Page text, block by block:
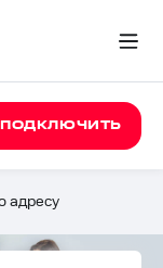
ПОДКЛЮЧИТЬ
адресу